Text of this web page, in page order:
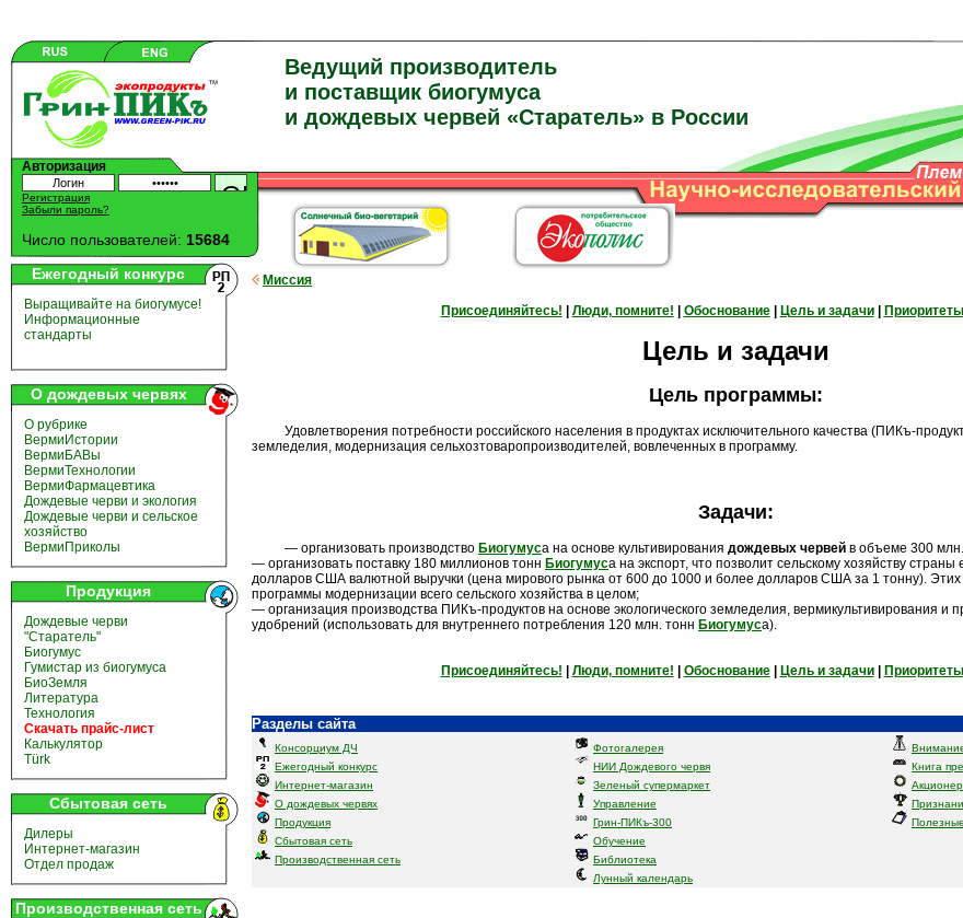
Ведущий производитель
и поставщик биогумуса
и дождевых червей «Старатель» в России
Авторизация
Регистрация
Забыли пароль?
Число пользователей: 15684
Ежегодный конкурс
Выращивайте на биогумусе!
Информационные
стандарты
О дождевых червях
О рубрике
ВермиИстории
ВермиБАВы
ВермиТехнологии
ВермиФармацевтика
Дождевые черви и экология
Дождевые черви и сельское
хозяйство
ВермиПриколы
Продукция
Дождевые черви
"Старатель"
Биогумус
Гумистар из биогумуса
БиоЗемля
Литература
Технология
Скачать прайс-лист
Калькулятор
Türk
Сбытовая сеть
Дилеры
Интернет-магазин
Отдел продаж
Производственная сеть
Миссия
Присоединяйтесь!
Люди, помните! Обоснование| Цель и задачи| Приоритеты
Цель и задачи
Цель программы:
Удовлетворения потребности российского населения в продуктах исключительного качества (ПИКъ-
земледелия, модернизация сельхозтоваропроизводителей, вовлеченных в программу.
Задачи:
— организовать производство Биогумуса на основе культивирования дождевых червей в объеме 300
— организовать поставку 180 миллионов тонн Биогумуса на экспорт, что позволит сельскому хозяйству
долларов США валютной выручки (цена мирового рынка от 600 до 1000 и более долларов США за 1 тонну). Этих
программы модернизации всего сельского хозяйства в целом;
— организация производства ПИКъ-продуктов на основе экологического земледелия, вермикультивирования и
удобрений (использовать для внутреннего потребления 120 млн. тонн Биогумуса).
Присоединяйтесь! Люди, помните! Обоснование| Цель и задачи| Приоритеты
Разделы сайта
Консорциум ДЧ
Ежегодный конкурс
Интернет-магазин
О дождевых червях
Продукция
Сбытовая сеть
Производственная сеть
Фотогалерея
НИИ Дождевого червя
Зеленый супермаркет
Управление
Грин-ПИКъ-300
Обучение
Библиотека
Лунный календарь
Книга